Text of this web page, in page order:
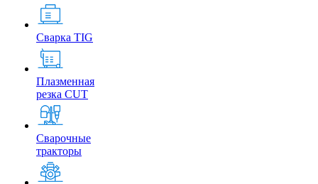
Сварка TIG
Плазменная
резка CUT
Сварочные
тракторы